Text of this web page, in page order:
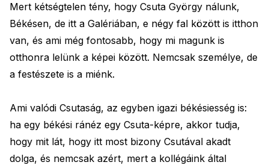
Mert kétségtelen tény, hogy Csuta György nálunk,
Békésen, de itt a Galériában, e négy fal között is itthon
van, és ami még fontosabb, hogy mi magunk is
otthonra lelünk a képei között. Nemcsak személye, de
a festészete is a miénk.
Ami valódi Csutaság, az egyben igazi békésiesség is:
ha egy békési ránéz egy Csuta-képre, akkor tudja,
hogy mit lát, hogy itt most bizony Csutával akadt
dolga, és nemcsak azért, mert a kollégáink által